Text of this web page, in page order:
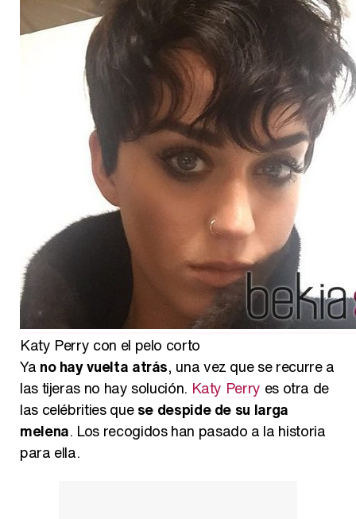
Carlota Corredera y Javier de Hoyos: "La tele tiene que representar al público también y aquí están todos los perfiles posibles&quo;
Así se tomó Felipe VI que la Infanta Sofía no quisiera recibir formación militar
Manu Baqueiro: "Tuve como referente a Bruce Willis en 'Luz de Luna' para mi trabajo en la serie 'Perdiendo el juicio'"
Magdalena de Suecia responde a las críticas y explica por qué le han permitido lanzar su propio negocio
Katy Perry con el pelo corto
Ya no hay vuelta atrás, una vez que se recurre a
las tijeras no hay solución. Katy Perry es otra de
las celébrities quese despide de su larga
melena. Los recogidos han pasado a la historia
para ella.